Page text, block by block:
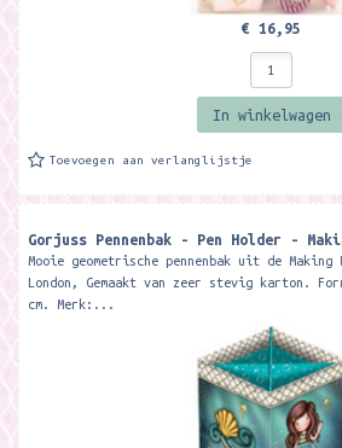
€ 16,95
In winkelwagen
Toevoegen aan verlanglijstje
Gorjuss Pennenbak - Pen Holder -
Mooie geometrische pennenbak uit de Making
London, Gemaakt van zeer stevig karton.
cm. Merk:...